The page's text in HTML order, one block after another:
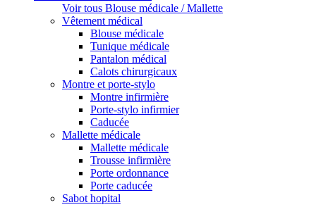
Voir tous Blouse médicale / Mallette
Vêtement médical
Blouse médicale
Tunique médicale
Pantalon médical
Calots chirurgicaux
Montre et porte-stylo
Montre infirmière
Porte-stylo infirmier
Caducée
Mallette médicale
Mallette médicale
Trousse infirmière
Porte ordonnance
Porte caducée
Sabot hopital